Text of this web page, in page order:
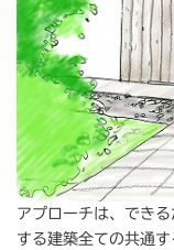
アプローチは、でき
する建築全ての共通